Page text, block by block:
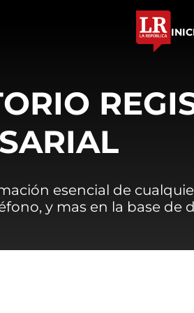
esencial de
y mas en la base